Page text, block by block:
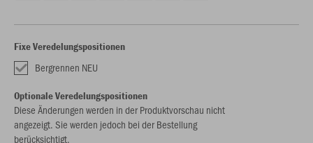
Fixe Veredelungspositionen
Bergrennen NEU
Optionale Veredelungspositionen
Diese Änderungen werden in der Produktvorschau nicht
angezeigt. Sie werden jedoch bei der Bestellung
berücksichtigt.